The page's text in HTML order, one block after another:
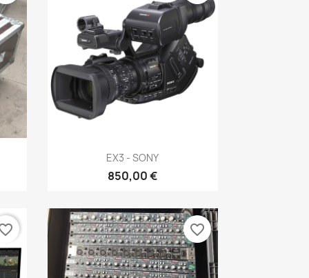
Aperçu rapide
EX3 - SONY
850,00 €
favorite_border